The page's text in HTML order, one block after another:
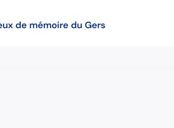
de mémoire du Gers